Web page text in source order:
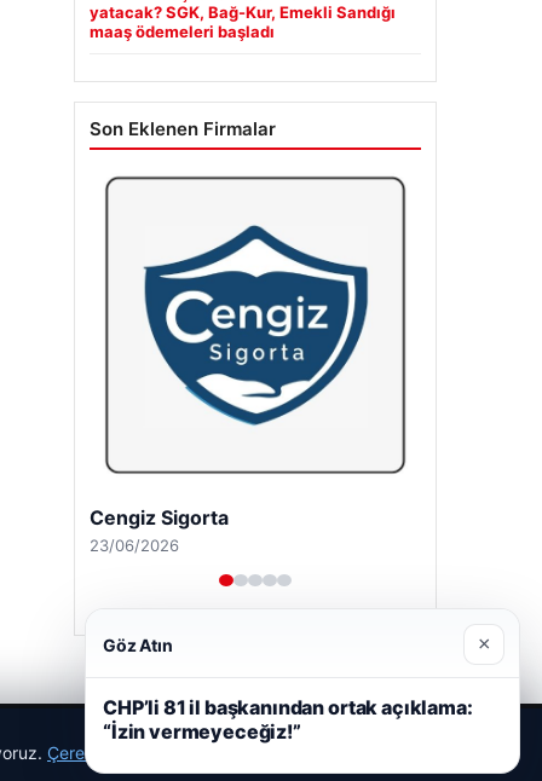
yatacak? SGK, Bağ-Kur, Emekli Sandığı
maaş ödemeleri başladı
Son Eklenen Firmalar
Cengiz Sigorta
23/06/2026
Çerez Politikamız
Göz Atın ×
CHP’li 81 il başkanından ortak açıklama:
“İzin vermeyeceğiz!”